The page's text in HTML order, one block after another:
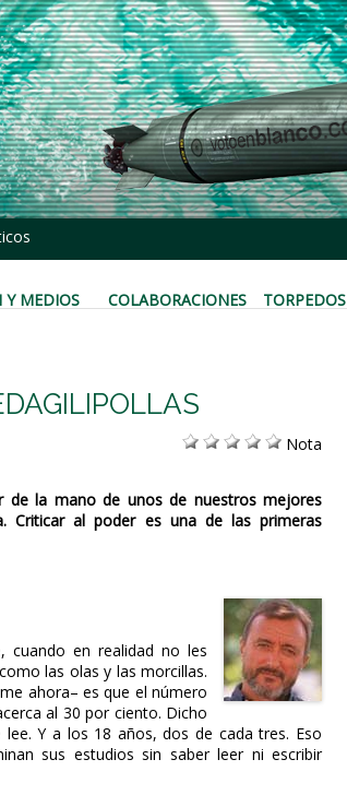
Y MEDIOS COLABORACIONES TORPEDOS
Nota
de la mano de unos de nuestros mejores
Criticar al poder es una de las primeras
cuando en realidad no les
las olas y las morcillas.
ahora– es que el número
al 30 por ciento. Dicho
Y a los 18 años, dos de cada tres. Eso
sus estudios sin saber leer ni escribir